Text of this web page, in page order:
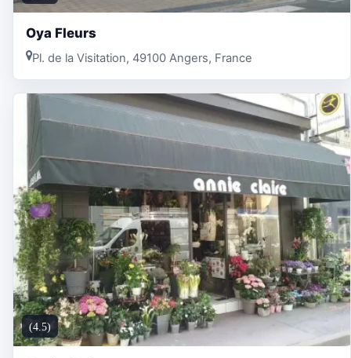
Oya Fleurs
Pl. de la Visitation, 49100 Angers, France
(4.5)